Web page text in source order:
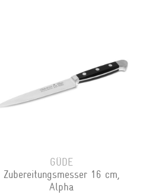
GÜDE
Zubereitungsmesser 16 cm,
Alpha